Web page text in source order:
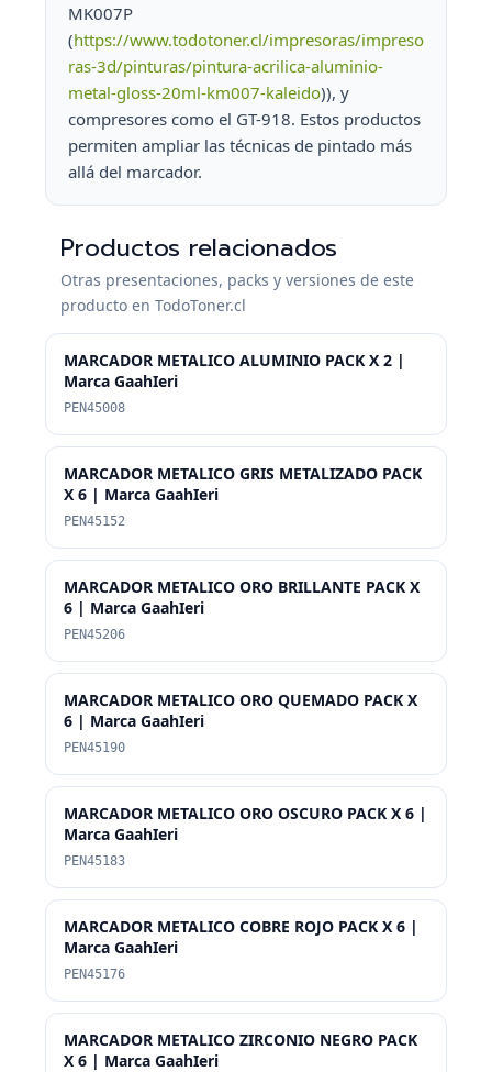
MK007P
(https://www.todotoner.cl/impresoras/impreso
ras-3d/pinturas/pintura-acrilica-aluminio-
metal-gloss-20ml-km007-kaleido)), y
compresores como el GT-918. Estos productos
permiten ampliar las técnicas de pintado más
allá del marcador.
Productos relacionados
Otras presentaciones, packs y versiones de este
producto en TodoToner.cl
MARCADOR METALICO ALUMINIO PACK X 2 |
Marca GaahIeri
PEN45008
MARCADOR METALICO GRIS METALIZADO PACK
X 6 | Marca GaahIeri
PEN45152
MARCADOR METALICO ORO BRILLANTE PACK X
6 | Marca GaahIeri
PEN45206
MARCADOR METALICO ORO QUEMADO PACK X
6 | Marca GaahIeri
PEN45190
MARCADOR METALICO ORO OSCURO PACK X 6 |
Marca GaahIeri
PEN45183
MARCADOR METALICO COBRE ROJO PACK X 6 |
Marca GaahIeri
PEN45176
MARCADOR METALICO ZIRCONIO NEGRO PACK
X 6 | Marca GaahIeri